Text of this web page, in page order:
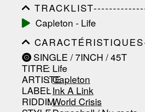
-------------------
Capleton - Life
SINGLE / 7INCH / 45T
TITRE: Life
ARTISTE
:Capleton
LABEL
:Ink A Link
RIDDIM
:World Crisis